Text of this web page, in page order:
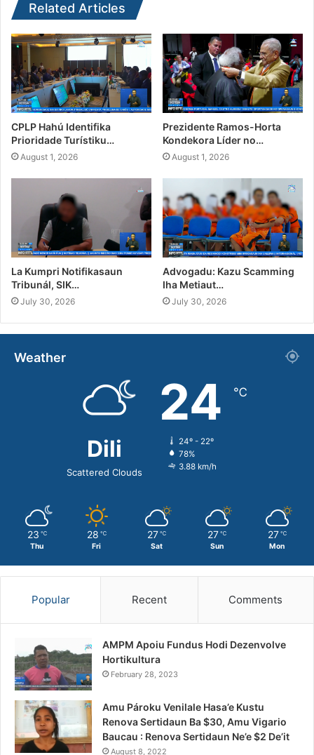
Related Articles
CPLP Hahú Identifika
Prioridade Turístiku…
August 1, 2026
Prezidente Ramos-Horta
Kondekora Líder no…
August 1, 2026
La Kumpri Notifikasaun
Tribunál, SIK…
July 30, 2026
Advogadu: Kazu Scamming
Iha Metiaut…
July 30, 2026
Weather
Dili
Scattered Clouds
24 ℃
24º - 22º
78%
3.88 km/h
23 ℃
Thu
28 ℃
Fri
27 ℃
Sat
27 ℃
Sun
27 ℃
Mon
Popular Recent Comments
AMPM Apoiu Fundus Hodi Dezenvolve
Hortikultura
February 28, 2023
Amu Pároku Venilale Hasa’e Kustu
Renova Sertidaun Ba $30, Amu Vigario
Baucau : Renova Sertidaun Ne’e $2 De’it
August 8, 2022